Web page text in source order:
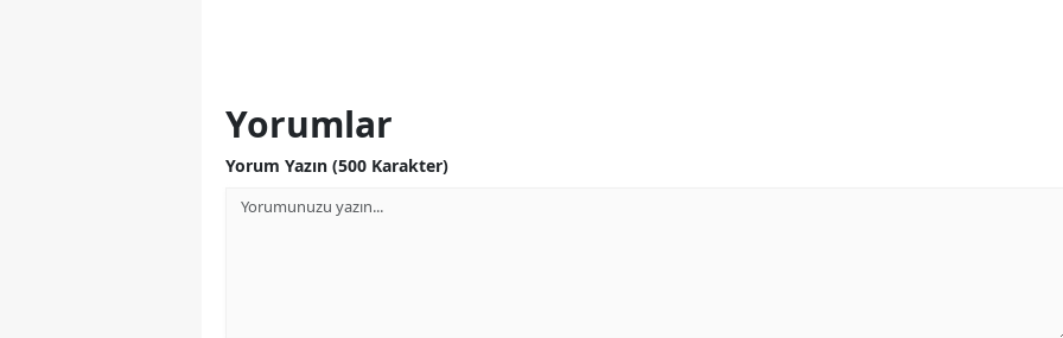
Yorumlar
Yorum Yazın (500 Karakter)